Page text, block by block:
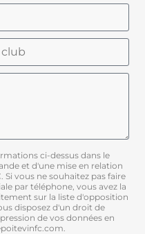
ci-dessus dans le
et d'une mise en relation
Si vous ne souhaitez pas faire
par téléphone, vous avez la
sur la liste d'opposition
disposez d'un droit de
de vos données en